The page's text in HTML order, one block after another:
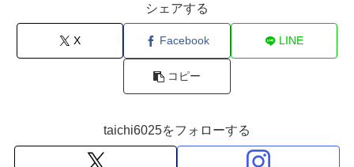
シェアする
X Facebook LINE
コピー
taichi6025をフォローする